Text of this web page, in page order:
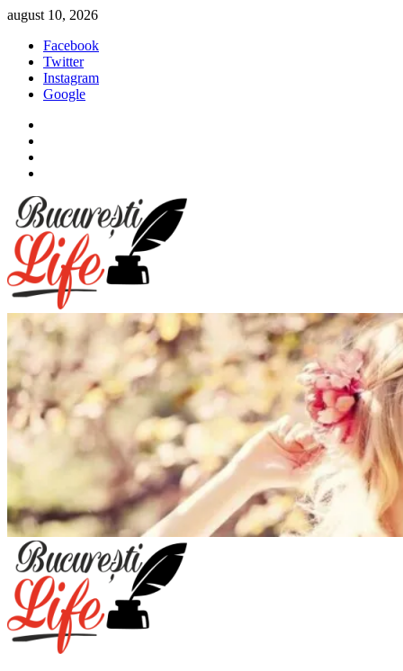
Sari
conținut
august 10, 2026
Facebook
Twitter
Instagram
Google
Meniu
principal